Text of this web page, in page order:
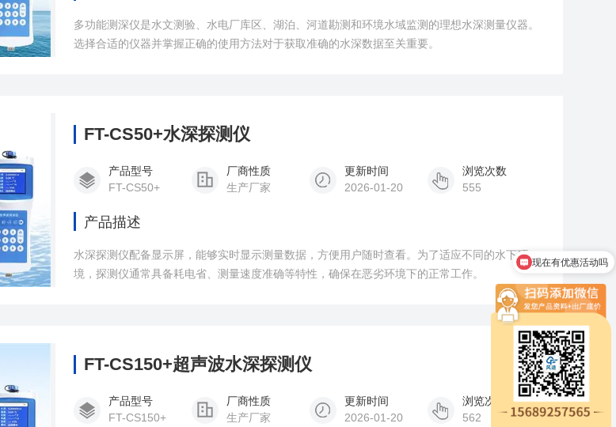
多功能测深仪是水文测验、水电厂库区、湖泊、河道勘测和环境水域监测的理想水深测量仪器。
选择合适的仪器并掌握正确的使用方法对于获取准确的水深数据至关重要。
FT-CS50+水深探测仪
产品型号
FT-CS50+
厂商性质
生产厂家
更新时间
2026-01-20
浏览次数
555
产品描述
水深探测仪配备显示屏，能够实时显示测量数据，方便用户随时查看。为了适应不同的水下环
境，探测仪通常具备耗电省、测量速度准确等特性，确保在恶劣环境下的正常工作。
FT-CS150+超声波水深探测仪
产品型号
FT-CS150+
厂商性质
生产厂家
更新时间
2026-01-20
浏览次数
562
可以介绍下你们的产品么